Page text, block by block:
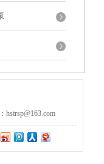
hstrsp@163.com